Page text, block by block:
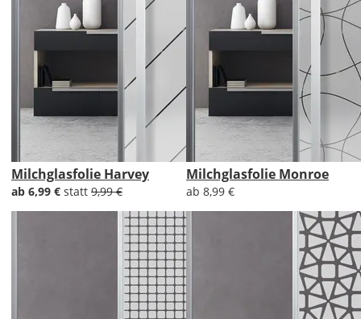
Milchglasfolie Harvey
ab 6,99 € statt 9,99 €
Milchglasfolie Monroe
ab 8,99 €